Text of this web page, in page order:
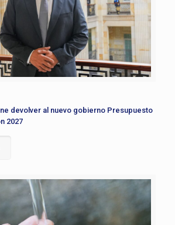
devolver al nuevo gobierno Presupuesto
2027